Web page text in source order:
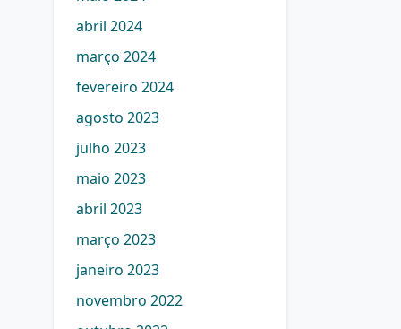
abril 2024
março 2024
fevereiro 2024
agosto 2023
julho 2023
maio 2023
abril 2023
março 2023
janeiro 2023
novembro 2022